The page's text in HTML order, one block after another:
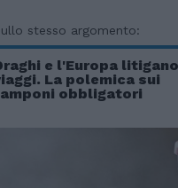
stesso argomento:
e l'Europa
La polemica sui
obbligatori